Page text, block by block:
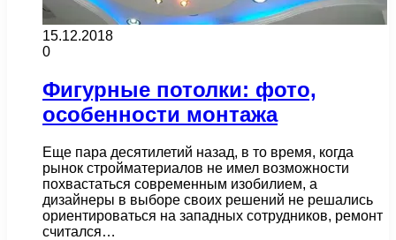
15.12.2018
0
Фигурные потолки: фото,
особенности монтажа
Еще пара десятилетий назад, в то время, когда
рынок стройматериалов не имел возможности
похвастаться современным изобилием, а
дизайнеры в выборе своих решений не решались
ориентироваться на западных сотрудников, ремонт
считался…